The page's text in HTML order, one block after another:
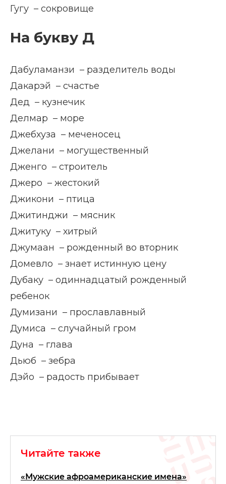
Гугу – сокровище
На букву Д
Дабуламанзи – разделитель воды
Дакарэй – счастье
Дед – кузнечик
Делмар – море
Джебхуза – меченосец
Джелани – могущественный
Дженго – строитель
Джеро – жестокий
Джикони – птица
Джитинджи – мясник
Джитуку – хитрый
Джумаан – рожденный во вторник
Домевло – знает истинную цену
Дубаку – одиннадцатый рожденный
ребенок
Думизани – прославлавный
Думиса – случайный гром
Дуна – глава
Дьюб – зебра
Дэйо – радость прибывает
Читайте также
«Мужские афроамериканские имена»